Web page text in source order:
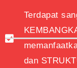
Terdapat
dan